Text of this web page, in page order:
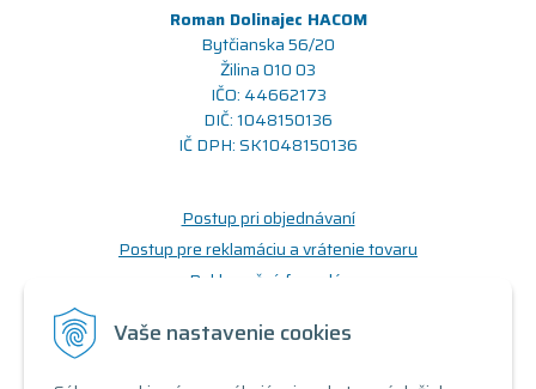
Vaše nastavenie cookies
Roman Dolinajec HACOM
Bytčianska 56/20
Žilina 010 03
IČO: 44662173
DIČ: 1048150136
IČ DPH: SK1048150136
Postup pri objednávaní
Postup pre reklamáciu a vrátenie tovaru
Reklamačný formulár